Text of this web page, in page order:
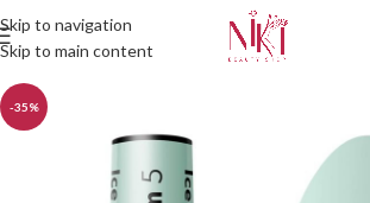
Skip to navigation
Skip to main content
-35%